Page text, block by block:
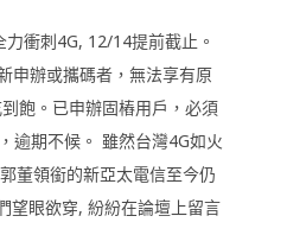
衝刺4G, 12/14提前截止。
申辦或攜碼者，無法享有原
飽。已申辦固樁用戶，必須
逾期不候。 雖然台灣4G如火
董領銜的新亞太電信至今仍
望眼欲穿, 紛紛在論壇上留言